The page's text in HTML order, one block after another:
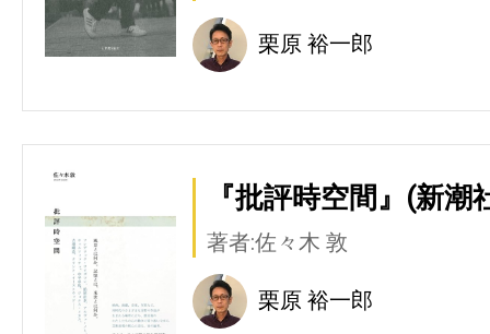
栗原 裕一郎
『批評時空間』(新潮
著者:佐々木 敦
栗原 裕一郎